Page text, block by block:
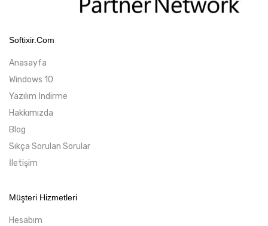
Softixir.com
Anasayfa
Windows 10
Yazılım İndirme
Hakkımızda
Blog
Sıkça Sorulan Sorular
İletişim
Müşteri Hizmetleri
Hesabım